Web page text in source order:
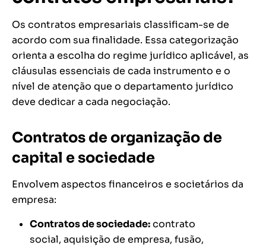
Os contratos empresariais classificam-se de
acordo com sua finalidade. Essa categorização
orienta a escolha do regime jurídico aplicável, as
cláusulas essenciais de cada instrumento e o
nível de atenção que o departamento jurídico
deve dedicar a cada negociação.
Contratos de organização de
capital e sociedade
Envolvem aspectos financeiros e societários da
empresa:
Contratos de sociedade:contrato
social, aquisição de empresa, fusão,